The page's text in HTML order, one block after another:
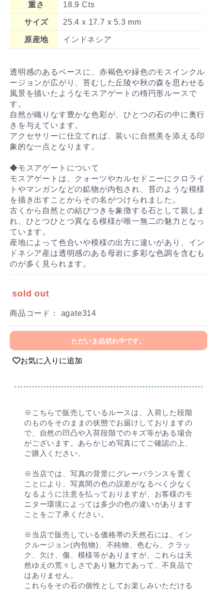
重さ 18.9 Cts
サイズ 25.4 x 17.7 x 5.3 mm
原産地 インドネシア
透明感のあるベースに、赤褐色や緑色のモスインクル
ージョンが広がり、苔むした丘陵や秋の森を思わせる
風景を描いたようなモスアゲートの楕円形ルースで
す。
自然が織りなす豊かな色彩が、ひとつの石の中に奥行
きを与えています。
アクセサリーに仕立てれば、装いに自然美を添える印
象的な一点となります。
◆モスアゲートについて
モスアゲートは、クォーツやカルセドニーにクロライ
トやマンガンなどの鉱物が内包され、苔のような模様
を描き出すことからその名がつけられました。
古くから自然との結びつきを象徴する石として親しま
れ、ひとつひとつ異なる模様が唯一無二の魅力となっ
ています。
産地によって色合いや模様の出方に違いがあり、イン
ドネシア産は透明感のある母岩に多彩な色調を含むも
のが多く見られます。
sold out
商品コード： agate314
ただいま品切れ中です。
お気に入りに追加
※こちらで販売しているルースは、入荷した段階
のものをそのままの状態でお届けしておりますの
で、自然の凹凸や入荷段階でのキズ等がある場合
がございます。あらかじめ写真にてご確認の上、
ご購入ください。
※当店では、写真の背景にグレーバランスを置く
ことにより、写真間の色の誤差がなるべく少なく
なるように注意を払っておりますが、お客様のモ
ニター環境によっては多少の色の違いがあります
ことをご了承ください。
※当店で販売している価格帯の天然石には、イン
クルージョン(内包物)、不純物、色むら、クラッ
ク、欠け、傷、模様等がありますが、これらは天
然ゆえの荒々しさであり魅力であって、不良品で
はありません。
これらをその石の個性としてお楽しみいただける